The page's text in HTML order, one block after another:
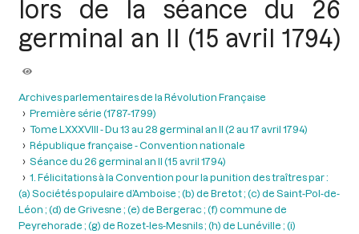
lors de la séance du 26
germinal an II (15 avril 1794)
Archives parlementaires de la Révolution Française
Première série (1787-1799)
Tome LXXXVIII - Du 13 au 28 germinal an II (2 au 17 avril 1794)
République française - Convention nationale
Séance du 26 germinal an II (15 avril 1794)
1. Félicitations à la Convention pour la punition des traîtres par :
(a) Sociétés populaire d’Amboise ; (b) de Bretot ; (c) de Saint-Pol-de-
Léon ; (d) de Grivesne ; (e) de Bergerac ; (f) commune de
Peyrehorade ; (g) de Rozet-les-Mesnils ; (h) de Lunéville ; (i)